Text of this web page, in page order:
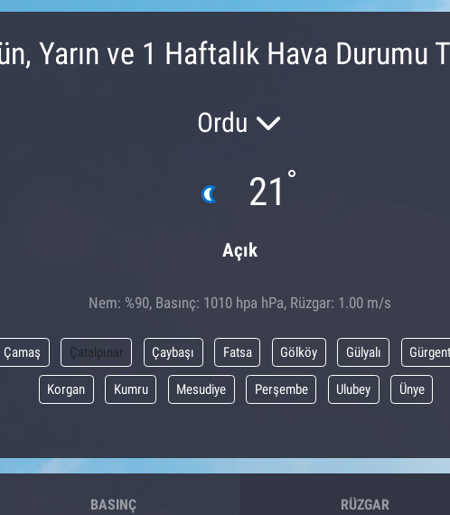
Yarın ve 1 Haftalık Hava Durumu
Ordu
21 °
Açık
Nem: %90, Basınç: 1010 hpa hPa, Rüzgar: 1.00 m/s
Çamaş Çatalpınar Çaybaşı Fatsa Gölköy Gülyalı
Korgan Kumru Mesudiye Perşembe Ulubey Ünye
BASINÇ RÜZGAR